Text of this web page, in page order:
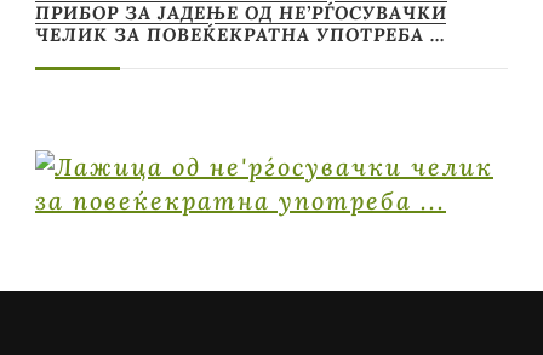
ПРИБОР ЗА ЈАДЕЊЕ ОД НЕ’РЃОСУВАЧКИ
ЧЕЛИК ЗА ПОВЕЌЕКРАТНА УПОТРЕБА …